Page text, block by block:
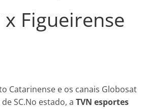
x Figueirense
Catarinense e os canais Globosat
SC.No estado, a TVN esportes